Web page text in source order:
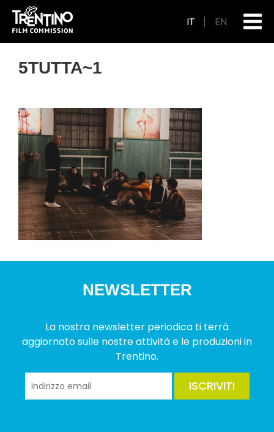
IT EN
5TUTTA~1
NEWSLETTER
La nostra newsletter periodica ti terrà
aggiornato sulle nostre attività e le produzioni in
Trentino.
ISCRIVITI